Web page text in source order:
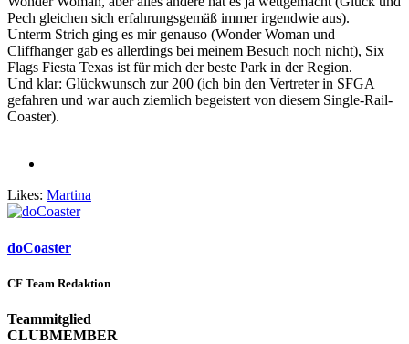
Pech gleichen sich erfahrungsgemäß immer irgendwie aus).
Unterm Strich ging es mir genauso (Wonder Woman und
Cliffhanger gab es allerdings bei meinem Besuch noch nicht), Six
Flags Fiesta Texas ist für mich der beste Park in der Region.
Und klar: Glückwunsch zur 200 (ich bin den Vertreter in SFGA
gefahren und war auch ziemlich begeistert von diesem Single-Rail-
Coaster).
Likes: Martina
doCoaster
CF Team Redaktion
Teammitglied
CLUBMEMBER